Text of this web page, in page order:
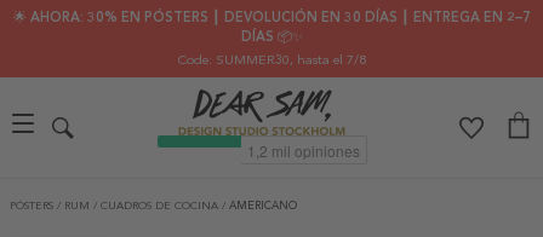
🌟 AHORA: 30% EN PÓSTERS ┃ DEVOLUCIÓN EN 30 DÍAS ┃ ENTREGA EN 2–7
DÍAS 📦✨
Code: SUMMER30, hasta el 7/8
PÓSTERS / RUM / CUADROS DE COCINA / AMERICANO